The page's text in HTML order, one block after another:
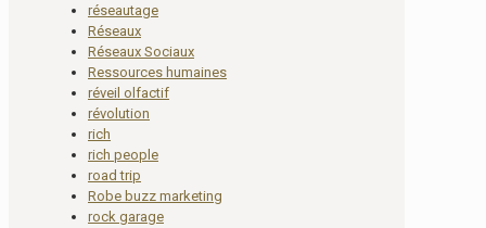
réseautage
Réseaux
Réseaux Sociaux
Ressources humaines
réveil olfactif
révolution
rich
rich people
road trip
Robe buzz marketing
rock garage